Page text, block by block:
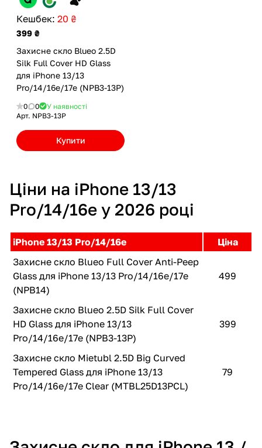
Кешбек: 20 ₴
399 ₴
Захисне скло Blueo 2.5D
Silk Full Cover HD Glass
для iPhone 13/13
Pro/14/16e/17e (NPB3-13P)
0 0
У наявності
Арт. NPB3-13P
Купити
Ціни на iPhone 13/13
Pro/14/16e у 2026 році
iPhone 13/13 Pro/14/16e
Ціна
Захисне скло Blueo Full Cover Anti-Peep
Glass для iPhone 13/13 Pro/14/16e/17e
(NPB14)
499
Захисне скло Blueo 2.5D Silk Full Cover
HD Glass для iPhone 13/13
Pro/14/16e/17e (NPB3-13P)
399
Захисне скло Mietubl 2.5D Big Curved
Tempered Glass для iPhone 13/13
Pro/14/16e/17e Clear (MTBL25D13PCL)
79